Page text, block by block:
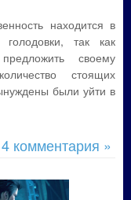
находится в
голодовки, так как
своему
стоящих
были уйти в
4 комментария »